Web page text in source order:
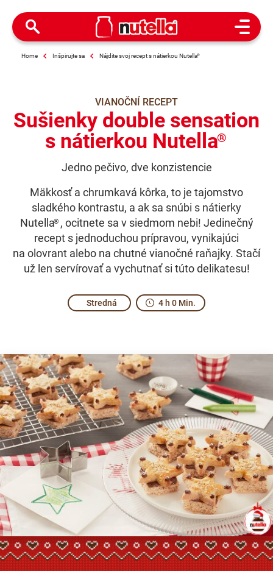
Open
Home Inšpirujte sa Nájdite svoj recept s nátierkou Nutella®
VIANOČNÍ RECEPT
Sušienky double sensation
s nátierkou Nutella®
Jedno pečivo, dve konzistencie
Mäkkosť a chrumkavá kôrka, to je tajomstvo
sladkého kontrastu, a ak sa snúbi s nátierky
Nutella® , ocitnete sa v siedmom nebi! Jedinečný
recept s jednoduchou prípravou, vynikajúci
na olovrant alebo na chutné vianočné raňajky. Stačí
už len servírovať a vychutnať si túto delikatesu!
Stredná 4 h 0 Min.